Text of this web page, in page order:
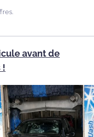
avant de
!